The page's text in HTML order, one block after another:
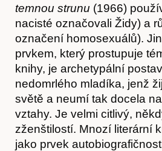
temnou strunu (1966)
nacisté označovali Židy) a
označení homosexuálů).
prvkem, který prostupuje
knihy, je archetypální
nedomrlého mladíka, jenž
světě a neumí tak docela
vztahy. Je velmi citlivý,
zženštilostí. Mnozí literární
jako prvek